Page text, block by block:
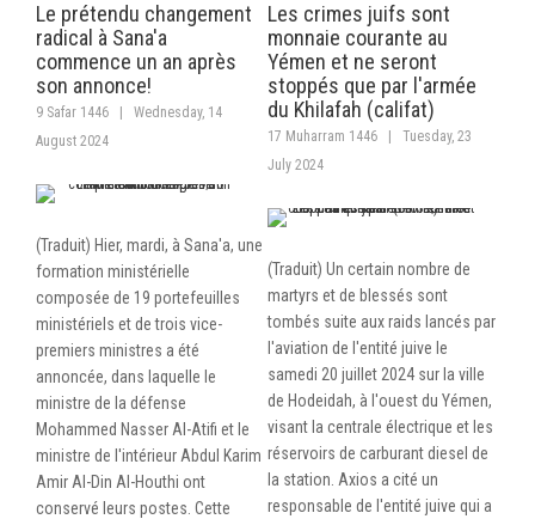
Le prétendu changement
radical à Sana'a
commence un an après
son annonce!
9 Safar 1446
Wednesday, 14
August 2024
(Traduit) Hier, mardi, à Sana'a, une
formation ministérielle
composée de 19 portefeuilles
ministériels et de trois vice-
premiers ministres a été
annoncée, dans laquelle le
ministre de la défense
Mohammed Nasser Al-Atifi et le
ministre de l'intérieur Abdul Karim
Amir Al-Din Al-Houthi ont
conservé leurs postes. Cette
Les crimes juifs sont
monnaie courante au
Yémen et ne seront
stoppés que par l'armée
du Khilafah (califat)
17 Muharram 1446
Tuesday, 23
July 2024
(Traduit) Un certain nombre de
martyrs et de blessés sont
tombés suite aux raids lancés par
l'aviation de l'entité juive le
samedi 20 juillet 2024 sur la ville
de Hodeidah, à l'ouest du Yémen,
visant la centrale électrique et les
réservoirs de carburant diesel de
la station. Axios a cité un
responsable de l'entité juive qui a